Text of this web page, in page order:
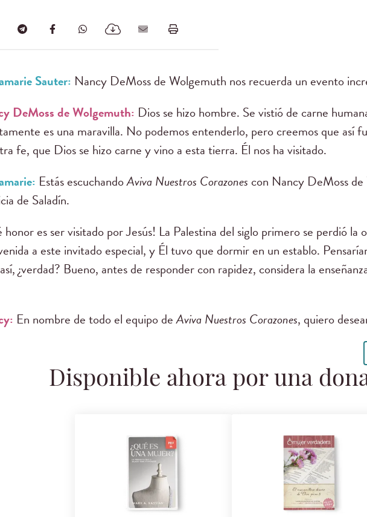
Sauter: Nancy DeMoss de Wolgemuth nos recuerda un evento
DeMoss de Wolgemuth: Dios se hizo hombre. Se vistió de carne
es una maravilla. No podemos entenderlo, pero creemos que así
fe, que Dios se hizo carne y vino a esta tierra. Él nos ha visitado.
Estás escuchandoAviva Nuestros Corazones con Nancy DeMoss
de Saladín.
honor es ser visitado por Jesús! La Palestina del siglo primero se perdió la
a este invitado especial, y Él tuvo que dormir en un establo.
¿verdad? Bueno, antes de responder con rapidez, considera la
En nombre de todo el equipo deAviva Nuestros Corazones, quiero
Disponible ahora por una